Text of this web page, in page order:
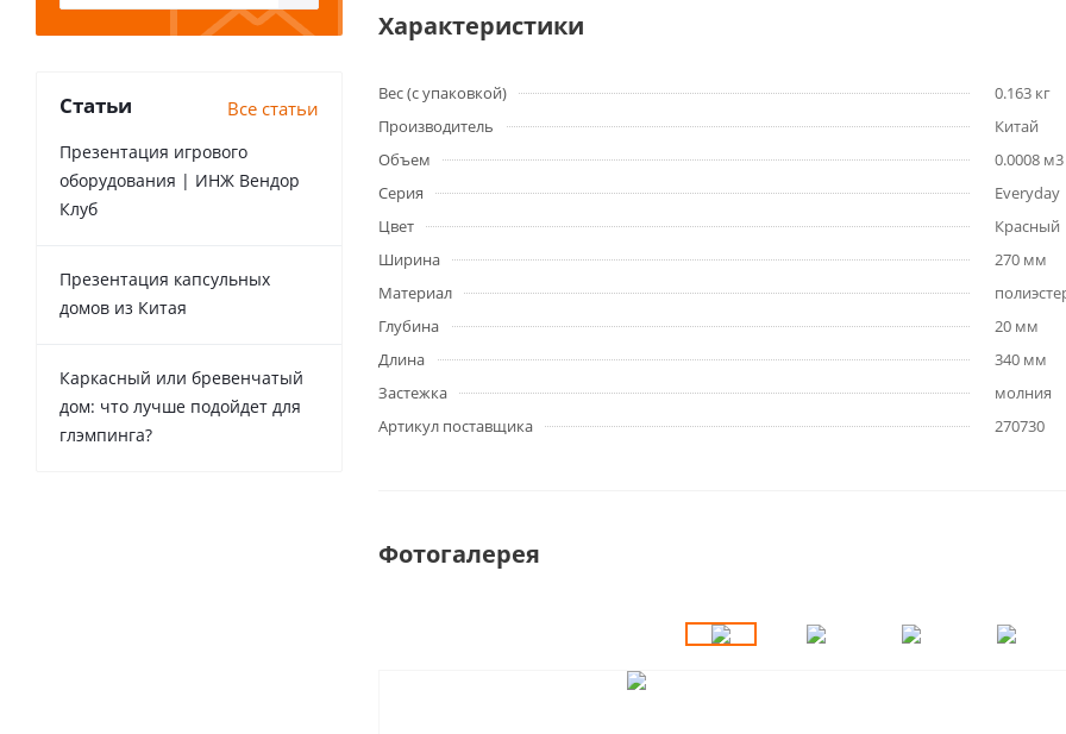
Характеристики
Вес (с упаковкой)
0.163 кг
Производитель
Китай
Объем
0.0008 м3
Серия
Everyday
Цвет
Красный
Ширина
270 мм
Материал
Глубина
20 мм
Длина
340 мм
Застежка
молния
Артикул поставщика
270730
Фотогалерея
Статьи Все статьи
Презентация игрового
оборудования | ИНЖ Вендор
Клуб
Презентация капсульных
домов из Китая
Каркасный или бревенчатый
дом: что лучше подойдет для
глэмпинга?